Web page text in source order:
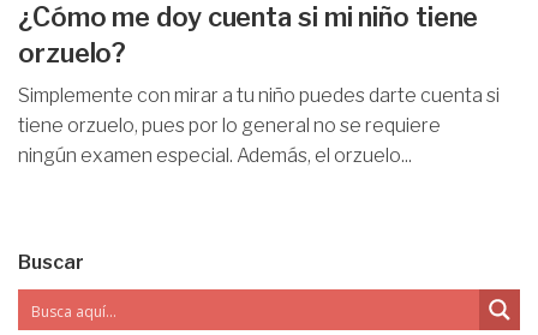
¿Cómo me doy cuenta si mi niño tiene
orzuelo?
Simplemente con mirar a tu niño puedes darte cuenta si
tiene orzuelo, pues por lo general no se requiere
ningún examen especial. Además, el orzuelo...
Buscar